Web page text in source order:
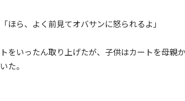
ほら、よく前見てオバサンに怒られるよ」
をいったん取り上げたが、子供はカートを母親
た。